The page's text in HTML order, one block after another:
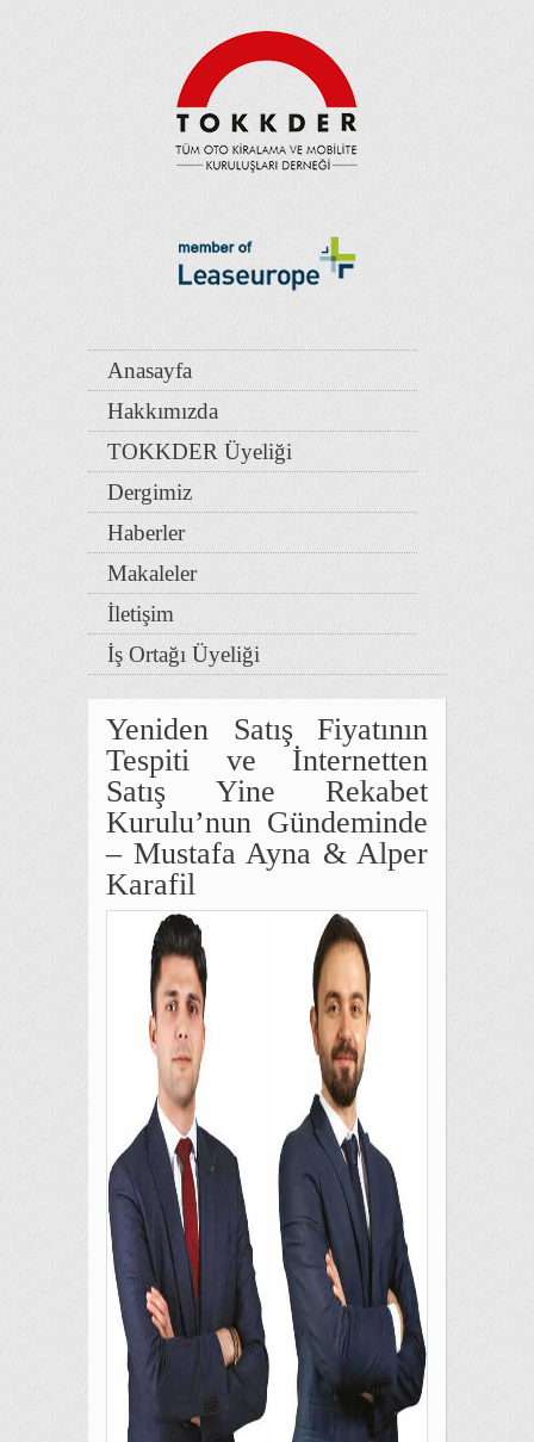
Anasayfa
Hakkımızda
TOKKDER Üyeliği
Dergimiz
Haberler
Makaleler
İletişim
İş Ortağı Üyeliği
Yeniden Satış Fiyatının
Tespiti ve İnternetten
Satış Yine Rekabet
Kurulu’nun Gündeminde
– Mustafa Ayna & Alper
Karafil